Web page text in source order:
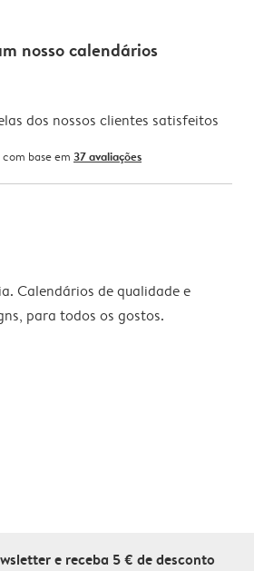
nosso calendários
dos nossos clientes satisfeitos
com base em 37 avaliações
Calendários de qualidade e
para todos os gostos.
pagination
e receba 5 € de desconto